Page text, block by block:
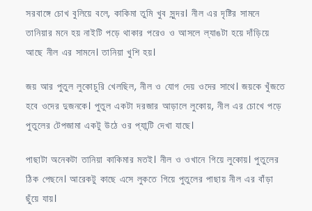
সরবাঙ্গে চোখ বুলিয়ে বলে, কাকিমা তুমি খুব সুন্দর। নীল এর দৃষ্টির সামনে
তানিয়ার মনে হয় নাইটি পড়ে থাকার পরেও ও আসলে ল্যাঙটা হয়ে দাঁড়িয়ে
আছে নীল এর সামনে। তানিয়া খুশি হয়।
জয় আর পুতুল লুকোচুরি খেলছিল, নীল ও যোগ দেয় ওদের সাথে। জয়কে খুঁজতে
হবে ওদের দুজনকে। পুতুল একটা দরজার আড়ালে লুকোয়, নীল এর চোখে পড়ে
পুতুলের টেপজামা একটু উঠে ওর প্যান্টি দেখা যাছে।
পাছাটা অনেকটা তানিয়া কাকিমার মতই। নীল ও ওখানে গিয়ে লুকোয়। পুতুলের
ঠিক পেছনে। আরেকটু কাছে এসে লুকতে গিয়ে পুতুলের পাছায় নীল এর বাঁড়া
ছুঁয়ে যায়।